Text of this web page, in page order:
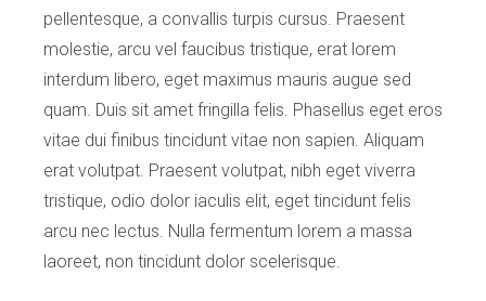
pellentesque, a convallis turpis cursus. Praesent
molestie, arcu vel faucibus tristique, erat lorem
interdum libero, eget maximus mauris augue sed
quam. Duis sit amet fringilla felis. Phasellus eget eros
vitae dui finibus tincidunt vitae non sapien. Aliquam
erat volutpat. Praesent volutpat, nibh eget viverra
tristique, odio dolor iaculis elit, eget tincidunt felis
arcu nec lectus. Nulla fermentum lorem a massa
laoreet, non tincidunt dolor scelerisque.